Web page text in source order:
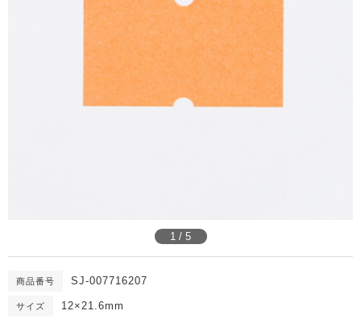
1 / 5
商品番号 SJ-007716207
サイズ 12×21.6mm